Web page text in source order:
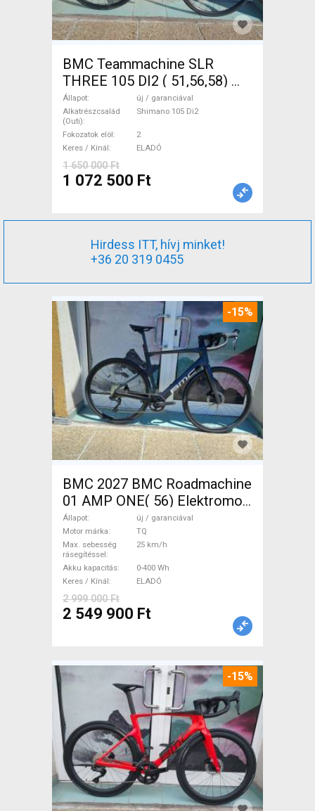
BMC Teammachine SLR
THREE 105 DI2 ( 51,56,58)
Országúti Shimano 105 Di2
tárcsafék új / garanciával
ELADÓ
Állapot
új / garanciával
Alkatrészcsalád
(Outi)
Shimano 105 Di2
Fokozatok elöl
2
Keres / Kínál
ELADÓ
1 650 000 Ft
1 072 500 Ft
Hirdess ITT, hívj minket!
+36 20 319 0455
-15%
BMC 2027 BMC Roadmachine
01 AMP ONE( 56) Elektromos
Országúti / Gravel TQ új /
garanciával ELADÓ
Állapot
új / garanciával
Motor márka
TQ
Max. sebesség
rásegítéssel
25 km/h
Akku kapacitás
0-400 Wh
Keres / Kínál
ELADÓ
2 999 000 Ft
2 549 900 Ft
-15%